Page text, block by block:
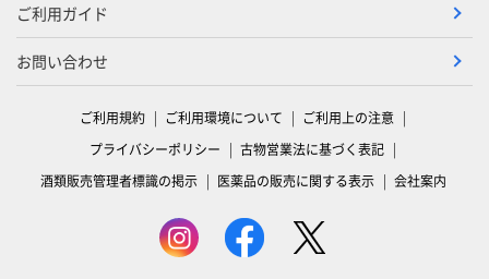
ご利用ガイド
お問い合わせ
ご利用規約 ご利用環境について
ご利用上の注意
プライバシーポリシー
古物営業法に基づく表記
酒類販売管理者標識の掲示
医薬品の販売に関する表示 会社案内